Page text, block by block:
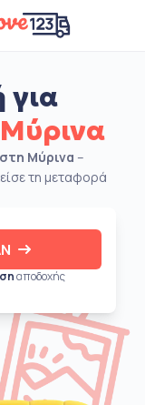
για
Μύρινα
Μύρινα –
τη μεταφορά
αποδοχής